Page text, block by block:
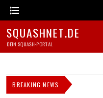
SQUASHNET.DE
DEIN SQUASH-PORTAL
BREAKING NEWS